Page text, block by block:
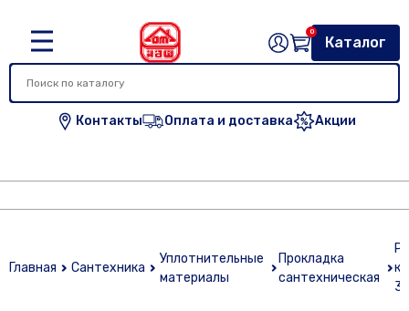
Контакты Оплата и доставка Акции
Каталог
0
Главная Сантехника
Уплотнительные
материалы
Прокладка
сантехническая